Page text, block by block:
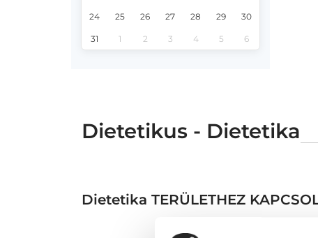
24 25 26 27 28 29 30
31 1 2 3 4 5 6
Dietetikus - Dietetika
Dietetika TERÜLETHEZ